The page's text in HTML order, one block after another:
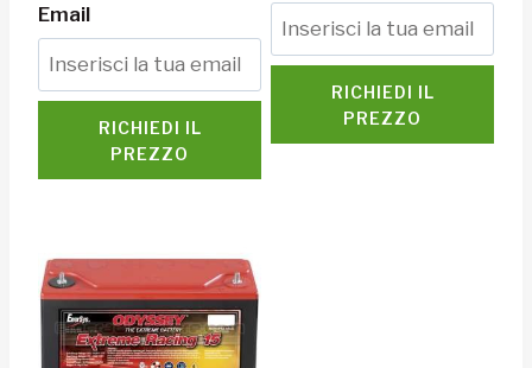
Email
RICHIEDI IL
PREZZO
RICHIEDI IL
PREZZO